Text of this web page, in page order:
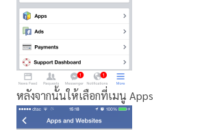
หลังจากนั้นให้เลือกที่เมนู Apps